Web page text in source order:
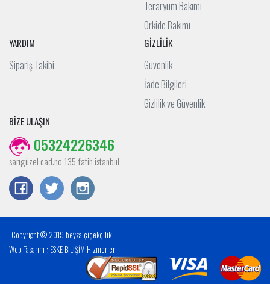
Teraryum Bakımı
Orkide Bakımı
YARDIM
Sipariş Takibi
GİZLİLİK
Güvenlik
İade Bilgileri
Gizlilik ve Güvenlik
BİZE ULAŞIN
05324226346
sarıgüzel cad.no 135 fatih istanbul
Copyright © 2019 beyza çiçekçilik
Web Tasarım : ESKE BİLİŞİM Hizmerleri